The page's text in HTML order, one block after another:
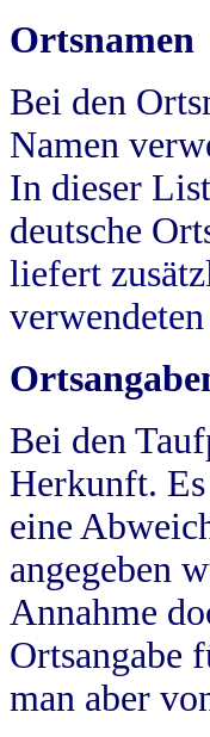
Ortsnamen
Bei den
Namen
In dieser
deutsche
liefert
Bei den
Herkunft.
eine
angegeben
Annahme
Ortsangabe
man aber